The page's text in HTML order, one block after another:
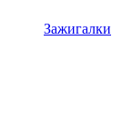
Зажигалки